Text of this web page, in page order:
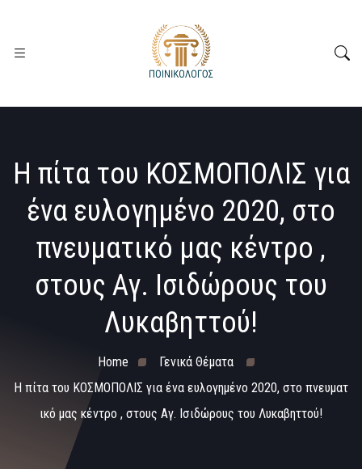
H πίτα του ΚΟΣΜΟΠΟΛΙΣ για
ένα ευλογημένο 2020, στο
πνευματικό μας κέντρο ,
στους Αγ. Ισιδώρους του
Λυκαβηττού!
Home
Γενικά Θέματα
H πίτα του ΚΟΣΜΟΠΟΛΙΣ για ένα ευλογημένο 2020, στο πνευματ
ικό μας κέντρο , στους Αγ. Ισιδώρους του Λυκαβηττού!